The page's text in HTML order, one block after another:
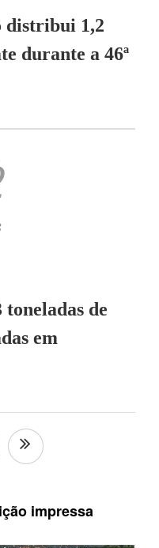
distribui 1,2
durante a 46ª
toneladas de
em
impressa